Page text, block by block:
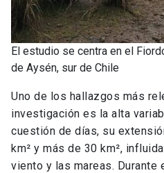
El estudio se centra en el
de Aysén, sur de Chile
Uno de los hallazgos más
investigación es la alta
cuestión de días, su
km² y más de 30 km²,
viento y las mareas. Durante